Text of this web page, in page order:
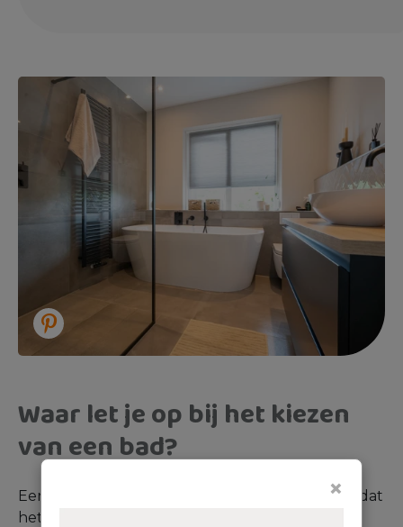
×
Waar let je op bij het kiezen
van een bad?
Een bad kies je niet zomaar. Je wil zeker weten dat
het perfect bij jou en je